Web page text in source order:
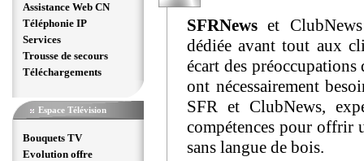
Assistance Web CN
Téléphonie IP
Services
Trousse de secours
Téléchargements
Espace Télévision
Bouquets TV
Evolution offre
SFRNews et
dédiée avant tout aux
écart des
ont nécessairement
SFR et ClubNews,
compétences pour offrir
sans langue de bois.